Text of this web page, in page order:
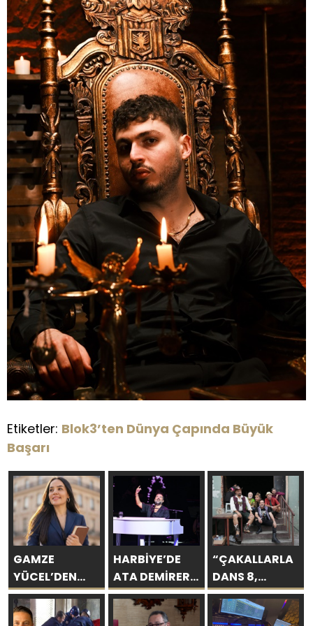
Etiketler: Blok3’ten Dünya Çapında Büyük
Başarı
GAMZE
YÜCEL’DEN
SEVGİYE
BİLİMSEL BAKIŞ
HARBİYE’DE
ATA DEMİRER
GAZİNOSU VE
BİNLERCE
“ÇAKALLARLA
DANS 8,
SERİNİN EN
KOMİK